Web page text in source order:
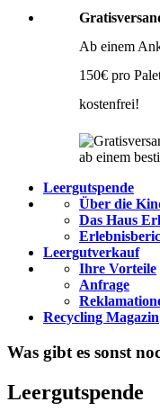
Ab einem
150€ pro
kostenfrei!
Leergutspende
Über die
Das Haus
Leergutverkauf
Ihre Vorteile
Anfrage
Recycling Magazin
Was gibt es sonst
Leergutspende